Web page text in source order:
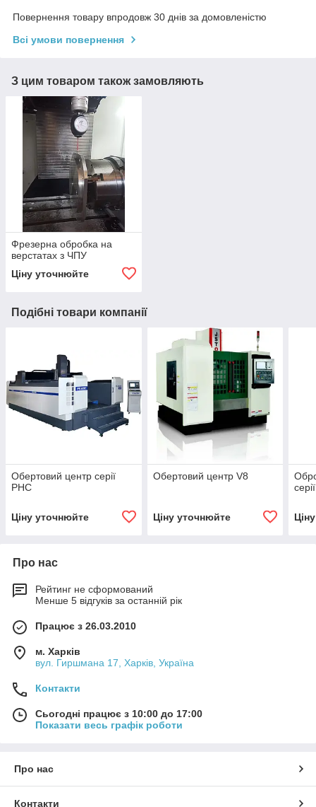
Повернення товару впродовж 30 днів за домовленістю
Всі умови повернення
З цим товаром також замовляють
Фрезерна обробка на
верстатах з ЧПУ
Ціну уточнюйте
Подібні товари компанії
Обертовий центр серії
РНС
Ціну уточнюйте
Обертовий центр V8
Ціну уточнюйте
Про нас
Рейтинг не сформований
Менше 5 відгуків за останній рік
Працює з 26.03.2010
м. Харків
вул. Гиршмана 17, Харків, Україна
Контакти
Сьогодні працює з 10:00 до 17:00
Показати весь графік роботи
Про нас
Контакти